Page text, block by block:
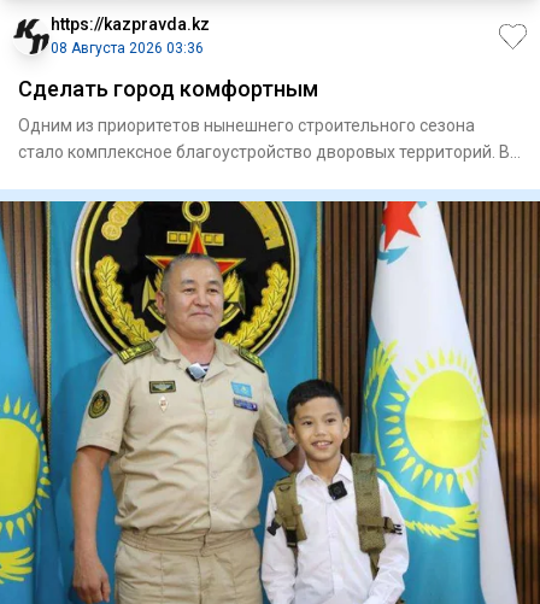
https://kazpravda.kz
08 Августа 2026 03:36
Сделать город комфортным
Одним из приоритетов нынешнего строительного сезона
стало комплексное благоустройство дворовых территорий. В